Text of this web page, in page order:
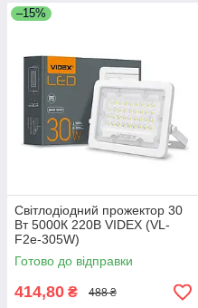
–15%
Світлодіодний прожектор 30
Вт 5000К 220В VIDEX (VL-
F2e-305W)
Готово до відправки
414,80 ₴ 488 ₴